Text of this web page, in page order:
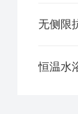
无侧限
恒温水